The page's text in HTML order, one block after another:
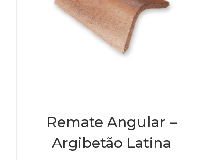
Remate Angular –
Argibetão Latina